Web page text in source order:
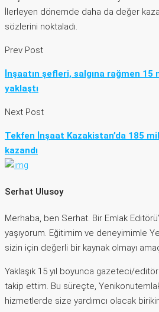
İlerleyen dönemde daha da değer
sözlerini noktaladı.
Prev Post
İnşaatın şefleri, salgına rağmen 15
yaklaştı
Next Post
Tekfen İnşaat Kazakistan’da 185
kazandı
Serhat Ulusoy
Merhaba, ben Serhat. Bir Emlak
yaşıyorum. Eğitimim ve deneyimimle
sizin için değerli bir kaynak olmayı
Yaklaşık 15 yıl boyunca gazeteci/
takip ettim. Bu süreçte,
hizmetlerde size yardımcı olacak